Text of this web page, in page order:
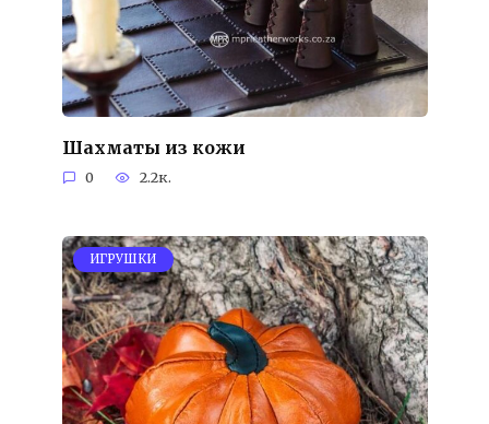
Шахматы из кожи
0 2.2к.
ИГРУШКИ